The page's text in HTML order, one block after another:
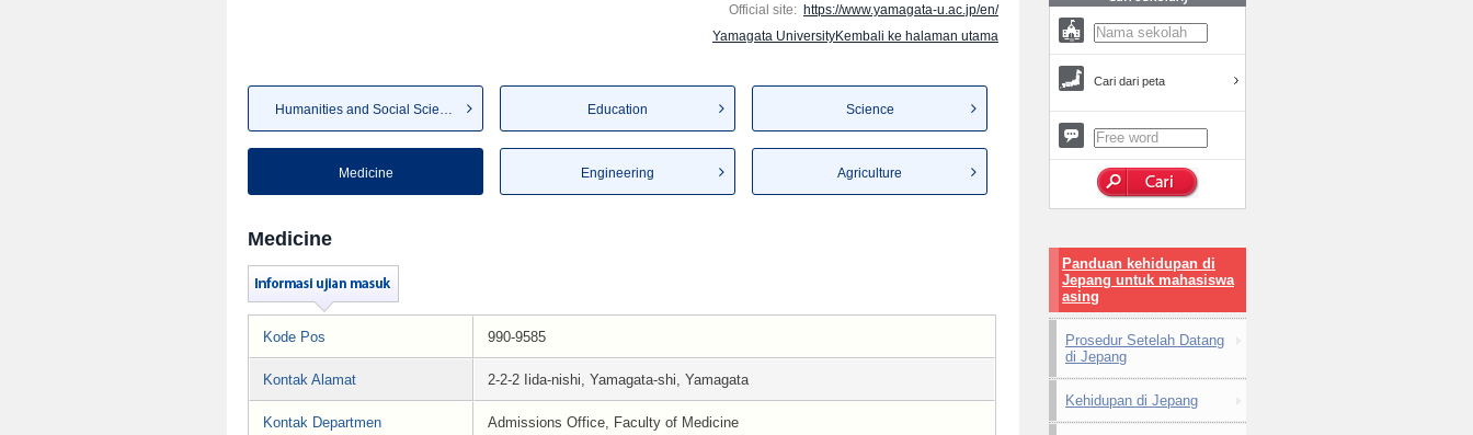
Official site: https://www.yamagata-u.ac.jp/en/
Yamagata UniversityKembali ke halaman utama
Humanities and Social Sciences Education Science
Medicine Engineering Agriculture
Medicine
Kode Pos 990-9585
Kontak Alamat 2-2-2 Iida-nishi, Yamagata-shi, Yamagata
Kontak Departmen Admissions Office, Faculty of Medicine
Cari dari peta
Panduan kehidupan di
Jepang untuk mahasiswa
asing
Prosedur Setelah Datang
di Jepang
Kehidupan di Jepang